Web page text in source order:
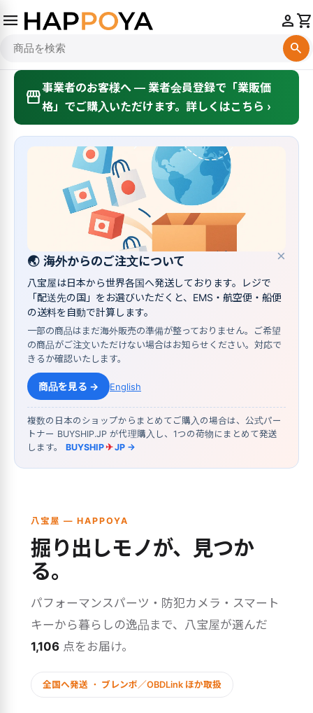
menu
search
personshopping_cart
storefront事業者のお客様へ — 業者会員登録で「業販価
格」でご購入いただけます。詳しくはこちら ›
×
🌏 海外からのご注文について
八宝屋は日本から世界各国へ発送しております。レジで
「配送先の国」をお選びいただくと、EMS・航空便・船便
の送料を自動で計算します。
一部の商品はまだ海外販売の準備が整っておりません。ご希望
の商品がご注文いただけない場合はお知らせください。対応で
きるか確認いたします。
商品を見る → English
複数の日本のショップからまとめてご購入の場合は、公式パー
トナー BUYSHIP.JP が代理購入し、1つの荷物にまとめて発送
します。 BUYSHIP✈JP →
八宝屋 — HAPPOYA
掘り出しモノが、見つか
る。
パフォーマンスパーツ・防犯カメラ・スマート
キーから暮らしの逸品まで、八宝屋が選んだ
1,106 点をお届け。
全国へ発送 ・ ブレンボ／OBDLink ほか取扱